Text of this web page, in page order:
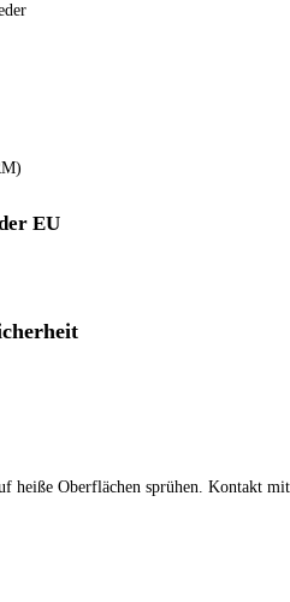
EU
heiße Oberflächen sprühen. Kontakt